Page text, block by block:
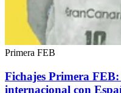
Primera FEB
Fichajes Primera
internacional con